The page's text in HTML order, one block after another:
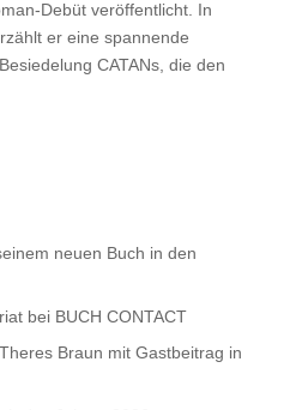
Debüt veröffentlicht. In
er eine spannende
CATANs, die den
neuen Buch in den
bei BUCH CONTACT
Braun mit Gastbeitrag in